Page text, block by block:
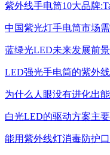
紫外线手电筒10大品牌
中国紫光灯手电筒市场
蓝绿光LED未来发展前
LED强光手电筒的紫外
为什么人眼没有进化出
白光LED的驱动方案主
能用紫外线灯消毒防护